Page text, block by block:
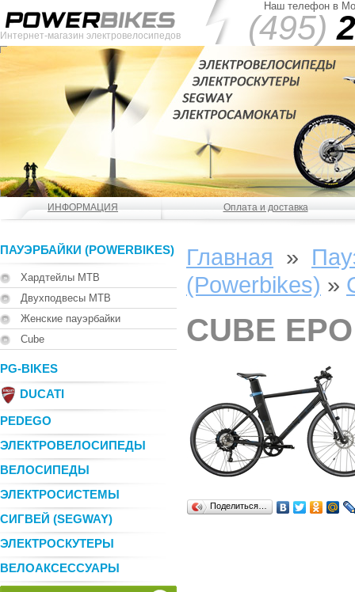
Интернет-магазин электровелосипедов
Наш телефон в
(495)
ИНФОРМАЦИЯ Оплата и доставка
ПАУЭРБАЙКИ (POWERBIKES)
Хардтейлы MTB
Двухподвесы MTB
Женские пауэрбайки
Cube
PG-BIKES
DUCATI
PEDEGO
ЭЛЕКТРОВЕЛОСИПЕДЫ
ВЕЛОСИПЕДЫ
ЭЛЕКТРОСИСТЕМЫ
СИГВЕЙ (SEGWAY)
ЭЛЕКТРОСКУТЕРЫ
ВЕЛОАКСЕССУАРЫ
Главная »
(Powerbikes) »
CUBE EPO
Поделиться…